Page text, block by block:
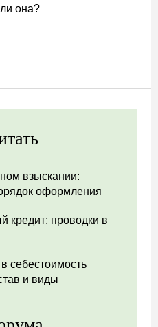
она?
взыскании:
оформления
кредит: проводки в
себестоимость
и виды